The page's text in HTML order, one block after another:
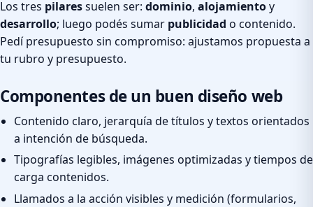
Los tres pilaressuelen ser: dominio, alojamientoy
desarrollo; luego podés sumar publicidad o contenido.
Pedí presupuesto sin compromiso: ajustamos propuesta a
tu rubro y presupuesto.
Componentes de un buen diseño web
Contenido claro, jerarquía de títulos y textos orientados
a intención de búsqueda.
Tipografías legibles, imágenes optimizadas y tiempos de
carga contenidos.
Llamados a la acción visibles y medición (formularios,